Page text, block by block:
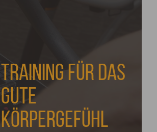
TRAINING FÜR DAS
GUTE
KÖRPERGEFÜHL